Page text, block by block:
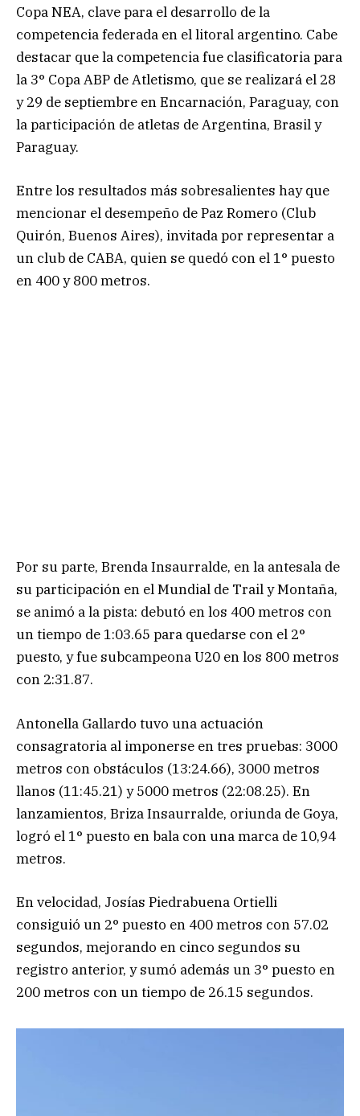
Copa NEA, clave para el desarrollo de la
competencia federada en el litoral argentino. Cabe
destacar que la competencia fue clasificatoria para
la 3° Copa ABP de Atletismo, que se realizará el 28
y 29 de septiembre en Encarnación, Paraguay, con
la participación de atletas de Argentina, Brasil y
Paraguay.
Entre los resultados más sobresalientes hay que
mencionar el desempeño de Paz Romero (Club
Quirón, Buenos Aires), invitada por representar a
un club de CABA, quien se quedó con el 1° puesto
en 400 y 800 metros.
Por su parte, Brenda Insaurralde, en la antesala de
su participación en el Mundial de Trail y Montaña,
se animó a la pista: debutó en los 400 metros con
un tiempo de 1:03.65 para quedarse con el 2°
puesto, y fue subcampeona U20 en los 800 metros
con 2:31.87.
Antonella Gallardo tuvo una actuación
consagratoria al imponerse en tres pruebas: 3000
metros con obstáculos (13:24.66), 3000 metros
llanos (11:45.21) y 5000 metros (22:08.25). En
lanzamientos, Briza Insaurralde, oriunda de Goya,
logró el 1° puesto en bala con una marca de 10,94
metros.
En velocidad, Josías Piedrabuena Ortielli
consiguió un 2° puesto en 400 metros con 57.02
segundos, mejorando en cinco segundos su
registro anterior, y sumó además un 3° puesto en
200 metros con un tiempo de 26.15 segundos.